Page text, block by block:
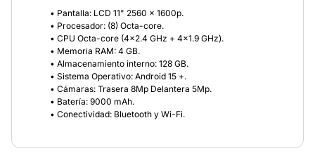
• Pantalla: LCD 11" 2560 x 1600p.
• Procesador: (8) Octa-core.
• CPU Octa-core (4x2.4 GHz + 4x1.9 GHz).
• Memoria RAM: 4 GB.
• Almacenamiento interno: 128 GB.
• Sistema Operativo: Android 15 +.
• Cámaras: Trasera 8Mp Delantera 5Mp.
• Batería: 9000 mAh.
• Conectividad: Bluetooth y Wi-Fi.